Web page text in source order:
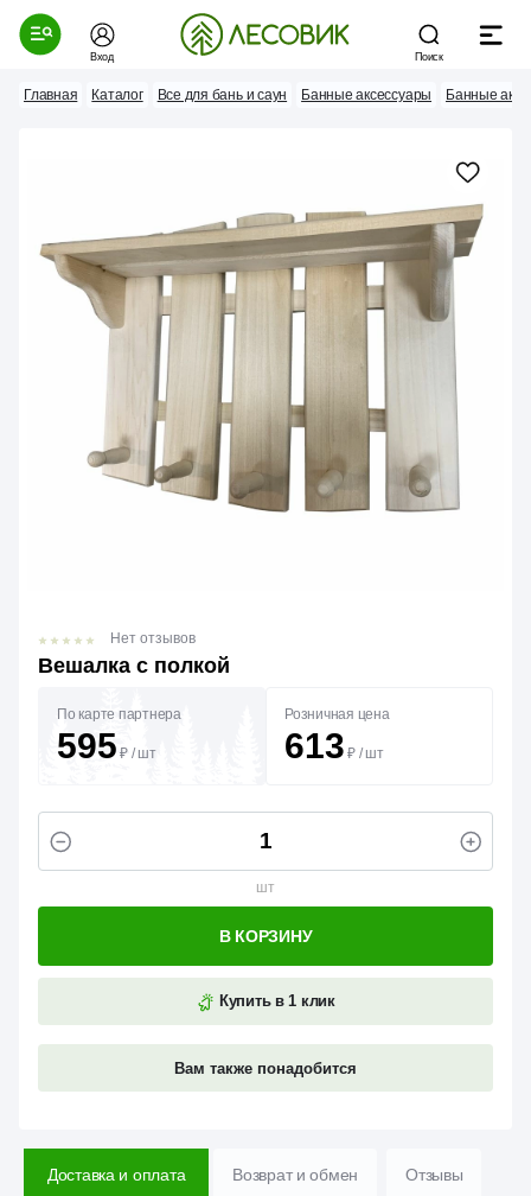
Вход Поиск
Главная Каталог Все для бань и саун Банные аксессуары Банные
Вешалка с полкой
Нет отзывов
По карте партнера
595 ₽ / шт
Розничная цена
613 ₽ / шт
шт
Купить в 1 клик
Вам также понадобится
В КОРЗИНУ
Доставка и оплата Возврат и обмен Отзывы